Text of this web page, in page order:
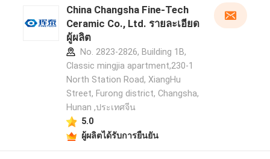
China Changsha Fine-Tech
Ceramic Co., Ltd. รายละเอียด
ผู้ผลิต
No. 2823-2826, Building 1B,
Classic mingjia apartment,230-1
North Station Road, XiangHu
Street, Furong district, Changsha,
Hunan ,ประเทศจีน
5.0
ผู้ผลิตได้รับการยืนยัน